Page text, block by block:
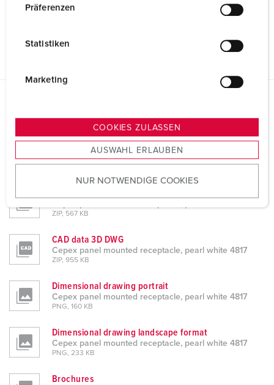
s
u
w
a
Präferenzen
Statistiken
Marketing
COOKIES ZULASSEN
AUSWAHL ERLAUBEN
NUR NOTWENDIGE COOKIES
Cepex panel mounted receptacle, pearl white 4817
Product info
Cepex panel mounted receptacle, pearl white 4817
ZIP, 567 KB
CAD data 3D DWG
Cepex panel mounted receptacle, pearl white 4817
ZIP, 955 KB
Dimensional drawing portrait
Cepex panel mounted receptacle, pearl white 4817
PNG, 160 KB
Dimensional drawing landscape format
Cepex panel mounted receptacle, pearl white 4817
PNG, 233 KB
Brochures